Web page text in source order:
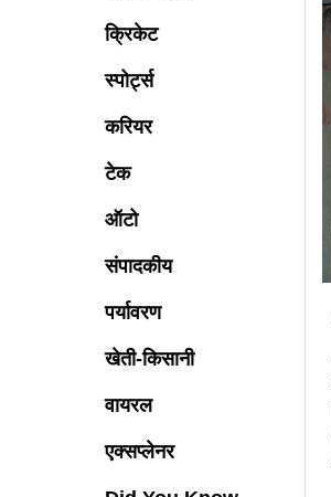
क्रिकेट
स्पोर्ट्स
करियर
टेक
ऑटो
संपादकीय
पर्यावरण
खेती-किसानी
वायरल
एक्सप्लेनर